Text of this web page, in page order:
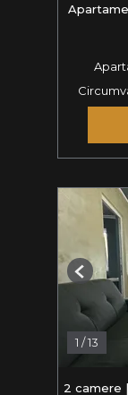
1 /13
Previous
2 camere